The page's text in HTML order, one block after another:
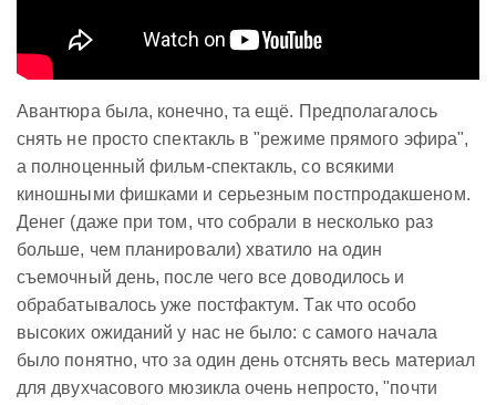
Авантюра была, конечно, та ещё. Предполагалось
снять не просто спектакль в "режиме прямого эфира",
а полноценный фильм-спектакль, со всякими
киношными фишками и серьезным постпродакшеном.
Денег (даже при том, что собрали в несколько раз
больше, чем планировали) хватило на один
съемочный день, после чего все доводилось и
обрабатывалось уже постфактум. Так что особо
высоких ожиданий у нас не было: с самого начала
было понятно, что за один день отснять весь материал
для двухчасового мюзикла очень непросто, "почти